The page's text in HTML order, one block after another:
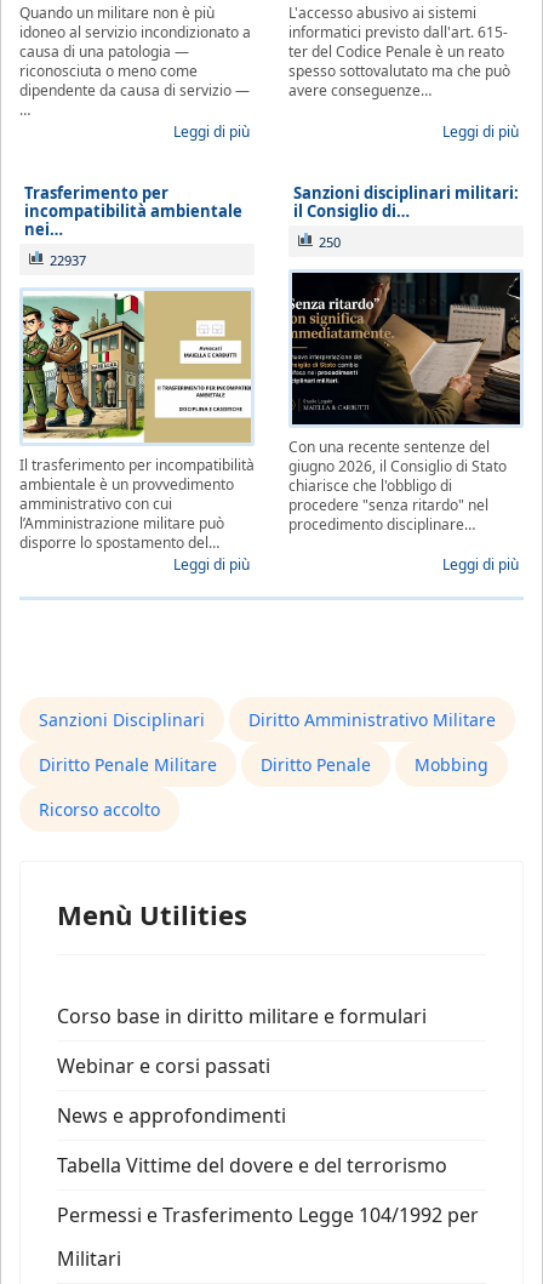
Quando un militare non è più
idoneo al servizio incondizionato a
causa di una patologia —
riconosciuta o meno come
dipendente da causa di servizio —
…
Leggi di più
L'accesso abusivo ai sistemi
informatici previsto dall'art. 615-
ter del Codice Penale è un reato
spesso sottovalutato ma che può
avere conseguenze…
Leggi di più
Trasferimento per
incompatibilità ambientale
nei…
22937
Il trasferimento per incompatibilità
ambientale è un provvedimento
amministrativo con cui
l’Amministrazione militare può
disporre lo spostamento del…
Leggi di più
Sanzioni disciplinari militari:
il Consiglio di…
250
Con una recente sentenze del
giugno 2026, il Consiglio di Stato
chiarisce che l'obbligo di
procedere "senza ritardo" nel
procedimento disciplinare…
Leggi di più
Sanzioni Disciplinari
Diritto Amministrativo Militare
Diritto Penale Militare
Diritto Penale
Mobbing
Ricorso accolto
Menù Utilities
Corso base in diritto militare e formulari
Webinar e corsi passati
News e approfondimenti
Tabella Vittime del dovere e del terrorismo
Permessi e Trasferimento Legge 104/1992 per
Militari